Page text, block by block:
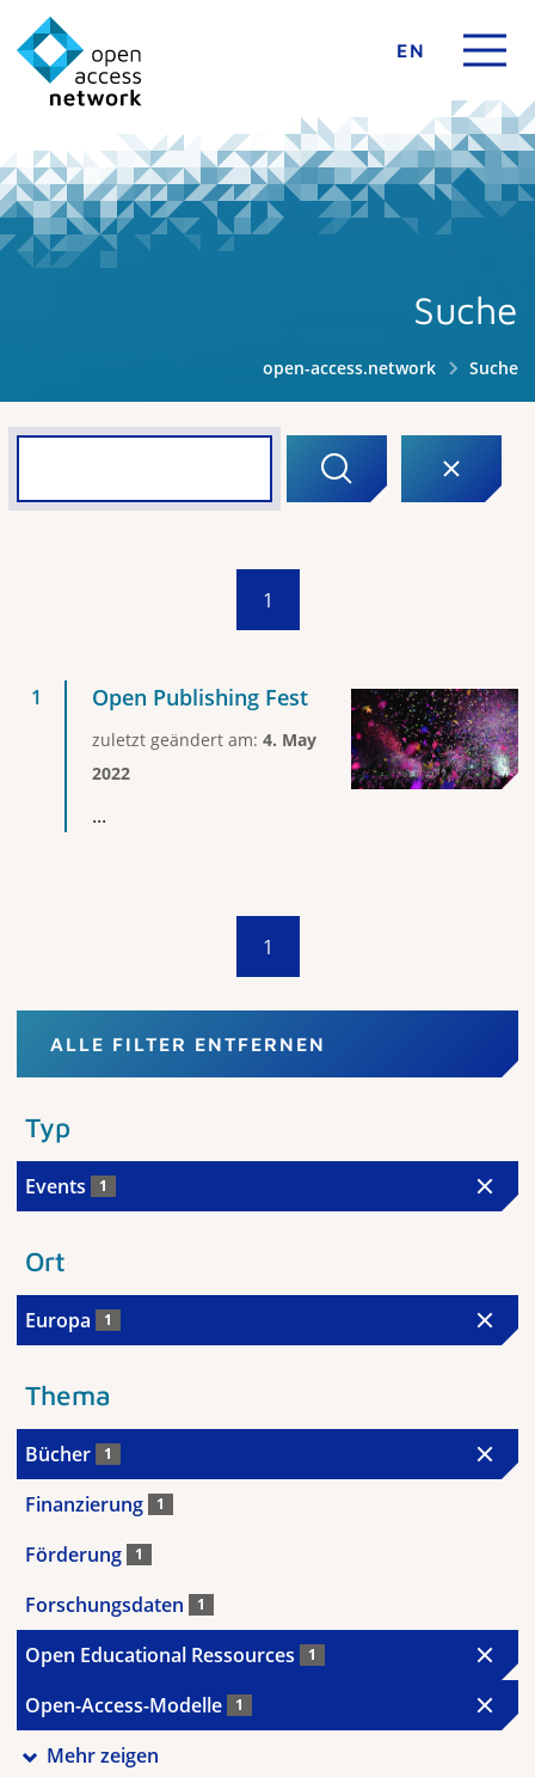
EN
Suche
open-access.network Suche
1
Open Publishing Fest
zuletzt geändert am: 4. May
2022
...
1
ALLE FILTER ENTFERNEN
Typ
Events 1
Ort
Europa 1
Thema
Bücher 1
Finanzierung 1
Förderung 1
Forschungsdaten 1
Open Educational Ressources 1
Open-Access-Modelle 1
Mehr zeigen